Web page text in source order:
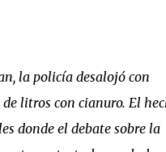
la policía desalojó con
litros con cianuro. El
donde el debate sobre la